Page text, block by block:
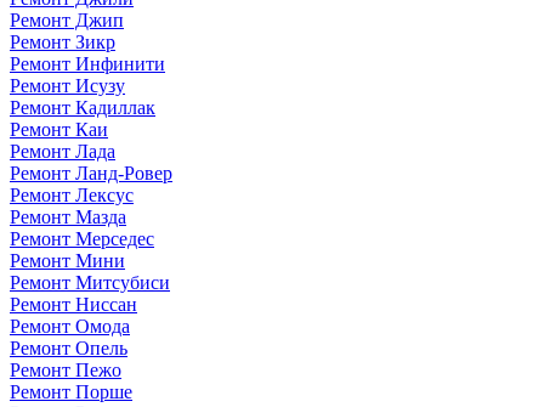
Ремонт Джип
Ремонт Зикр
Ремонт Инфинити
Ремонт Исузу
Ремонт Кадиллак
Ремонт Каи
Ремонт Лада
Ремонт Ланд-Ровер
Ремонт Лексус
Ремонт Мазда
Ремонт Мерседес
Ремонт Мини
Ремонт Митсубиси
Ремонт Ниссан
Ремонт Омода
Ремонт Опель
Ремонт Пежо
Ремонт Порше